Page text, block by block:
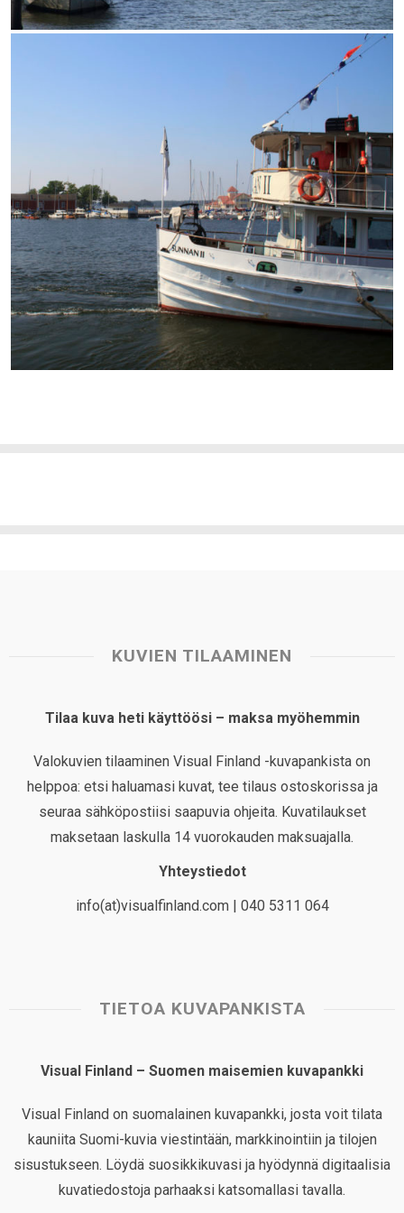
KUVIEN TILAAMINEN
Tilaa kuva heti käyttöösi – maksa myöhemmin
Valokuvien tilaaminen Visual Finland -kuvapankista on
helppoa: etsi haluamasi kuvat, tee tilaus ostoskorissa ja
seuraa sähköpostiisi saapuvia ohjeita. Kuvatilaukset
maksetaan laskulla 14 vuorokauden maksuajalla.
Yhteystiedot
info(at)visualfinland.com | 040 5311 064
TIETOA KUVAPANKISTA
Visual Finland – Suomen maisemien kuvapankki
Visual Finland on suomalainen kuvapankki, josta voit tilata
kauniita Suomi-kuvia viestintään, markkinointiin ja tilojen
sisustukseen. Löydä suosikkikuvasi ja hyödynnä digitaalisia
kuvatiedostoja parhaaksi katsomallasi tavalla.